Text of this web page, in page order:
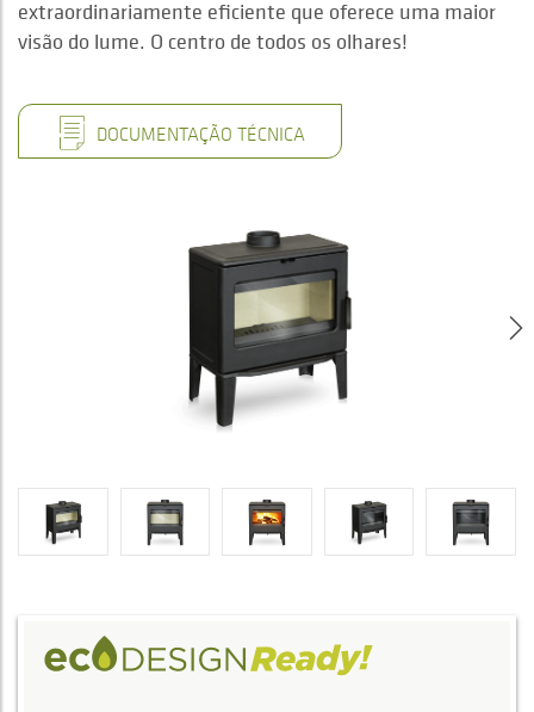
extraordinariamente eficiente que oferece uma maior
visão do lume. O centro de todos os olhares!
DOCUMENTAÇÃO TÉCNICA